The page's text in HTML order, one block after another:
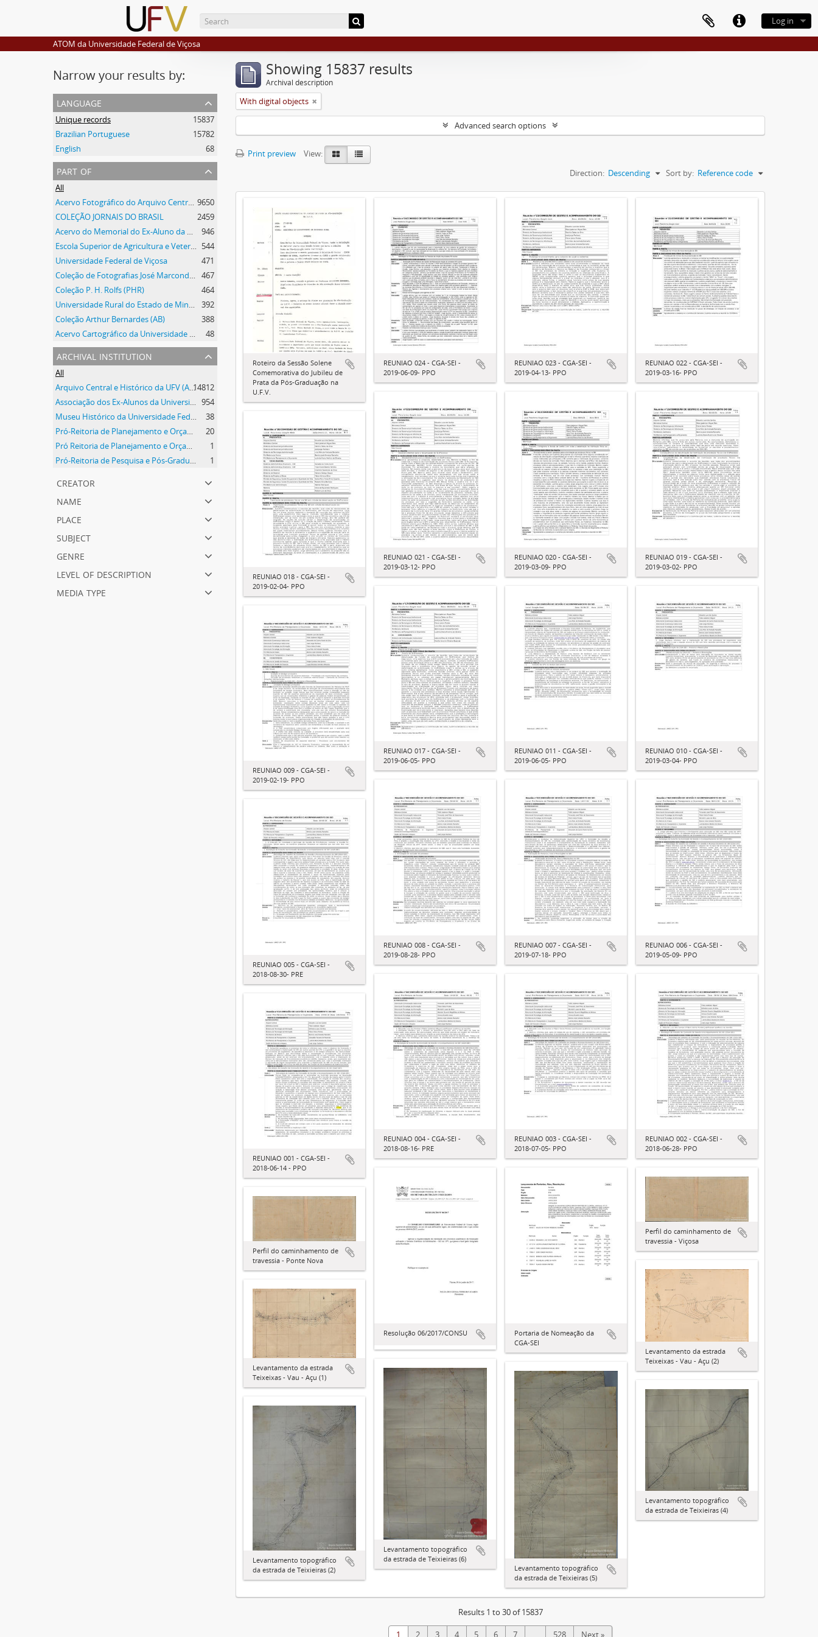
Log in
ATOM da Universidade Federal de Viçosa
Narrow your results by:
language
Unique records
15837
Brazilian Portuguese
15782
English
68
part of
All
Acervo Fotográfico do Arquivo Central Histórico da UFV 9650
COLEÇÃO JORNAIS DO BRASIL
2459
Acervo do Memorial do Ex-Aluno da UFV
946
Escola Superior de Agricultura e Veterinária 544
Universidade Federal de Viçosa
471
Coleção de Fotografias José Marcondes Borges
467
Coleção P. H. Rolfs (PHR)
464
Universidade Rural do Estado de Minas Gerais
392
Coleção Arthur Bernardes (AB)
388
Acervo Cartográfico da Universidade Federal de Viçosa
48
archival institution
All
Arquivo Central e Histórico da UFV (ACH-UFV)14812
Associação dos Ex-Alunos da Universidade Federal de Viçosa (AEA) 954
Museu Histórico da Universidade Federal de Viçosa
38
Pró-Reitoria de Planejamento e Orçamento
20
Pró Reitoria de Planejamento e Orçamento
1
Pró-Reitoria de Pesquisa e Pós-Graduação
1
creator
name
place
subject
genre
level of description
media type
Showing 15837 results
Archival description
With digital objects
Advanced search options
Print preview
View:
Sort by: Reference code
Direction: Descending
Roteiro da Sessão Solene
Comemorativa do Jubileu de
Prata da Pós-Graduação na
U.F.V.
REUNIAO 024 - CGA-SEI -
2019-06-09- PPO
REUNIAO 023 - CGA-SEI -
2019-04-13- PPO
REUNIAO 022 - CGA-SEI -
2019-03-16- PPO
REUNIAO 021 - CGA-SEI -
2019-03-12- PPO
REUNIAO 020 - CGA-SEI -
2019-03-09- PPO
REUNIAO 019 - CGA-SEI -
2019-03-02- PPO
REUNIAO 018 - CGA-SEI -
2019-02-04- PPO
REUNIAO 017 - CGA-SEI -
2019-06-05- PPO
REUNIAO 011 - CGA-SEI -
2019-06-05- PPO
REUNIAO 010 - CGA-SEI -
2019-03-04- PPO
REUNIAO 009 - CGA-SEI -
2019-02-19- PPO
REUNIAO 008 - CGA-SEI -
2019-08-28- PPO
REUNIAO 007 - CGA-SEI -
2019-07-18- PPO
REUNIAO 006 - CGA-SEI -
2019-05-09- PPO
REUNIAO 005 - CGA-SEI -
2018-08-30- PRE
REUNIAO 004 - CGA-SEI -
2018-08-16- PRE
REUNIAO 003 - CGA-SEI -
2018-07-05- PPO
REUNIAO 002 - CGA-SEI -
2018-06-28- PPO
REUNIAO 001 - CGA-SEI -
2018-06-14 - PPO
Resolução 06/2017/CONSU
Portaria de Nomeação da
CGA-SEI
Perfil do caminhamento de
travessia - Viçosa
Perfil do caminhamento de
travessia - Ponte Nova
Levantamento da estrada
Teixeixas - Vau - Açu (2)
Levantamento da estrada
Teixeixas - Vau - Açu (1)
Levantamento topográfico
da estrada de Teixieiras (6)
Levantamento topográfico
da estrada de Teixieiras (5)
Levantamento topográfico
da estrada de Teixieiras (4)
Levantamento topográfico
da estrada de Teixieiras (2)
Results 1 to 30 of 15837
1 2 3 4 5 6 7 528 Next »